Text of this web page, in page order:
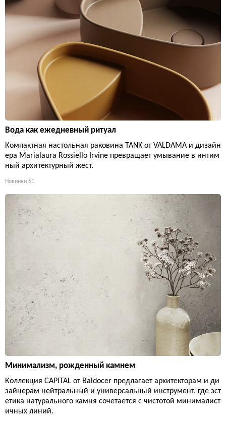
Вода как ежедневный ритуал
Компактная настольная раковина TANK от VALDAMA и дизайн
ера Marialaura Rossiello Irvine превращает умывание в интим
ный архитектурный жест.
Новинки 61
Минимализм, рожденный камнем
Коллекция CAPITAL от Baldocer предлагает архитекторам и ди
зайнерам нейтральный и универсальный инструмент, где эст
етика натурального камня сочетается с чистотой минималист
ичных линий.